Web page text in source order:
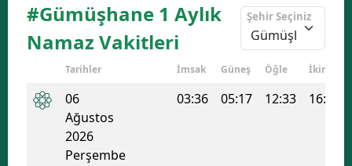
#Gümüşhane 1 Aylık
Namaz Vakitleri
Şehir Seçiniz
Tarihler İmsak Güneş Öğle İkindi
06
Ağustos
2026
Perşembe
03:36 05:17 12:33 16:25